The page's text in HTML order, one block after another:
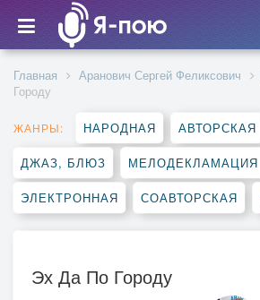
Главная Аранович Сергей Феликсович
Городу
ЖАНРЫ: НАРОДНАЯ АВТОРСКАЯ
ДЖАЗ, БЛЮЗ МЕЛОДЕКЛАМАЦИЯ
ЭЛЕКТРОННАЯ СОАВТОРСКАЯ
Эх Да По Городу